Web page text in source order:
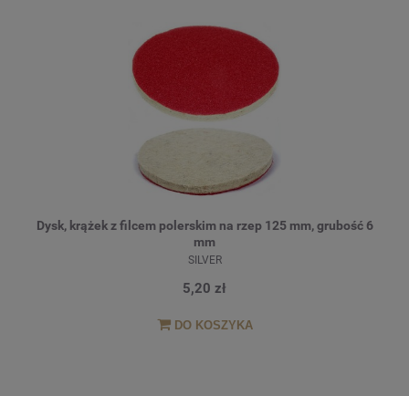
Dysk, krążek z filcem polerskim na rzep 125 mm, grubość 6
mm
SILVER
5,20 zł
DO KOSZYKA